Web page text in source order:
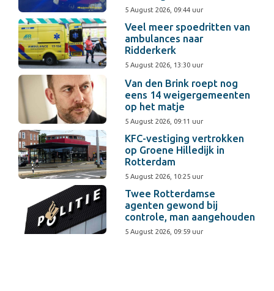
5 August 2026, 09:44 uur
Veel meer spoedritten van
ambulances naar
Ridderkerk
5 August 2026, 13:30 uur
Van den Brink roept nog
eens 14 weigergemeenten
op het matje
5 August 2026, 09:11 uur
KFC-vestiging vertrokken
op Groene Hilledijk in
Rotterdam
5 August 2026, 10:25 uur
Twee Rotterdamse
agenten gewond bij
controle, man aangehouden
5 August 2026, 09:59 uur